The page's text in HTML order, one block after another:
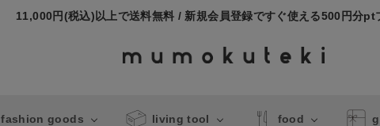
11,000円(税込)以上で送料無料 / 新規会員登録ですぐ使える500円分pt
fashion goods living tool food